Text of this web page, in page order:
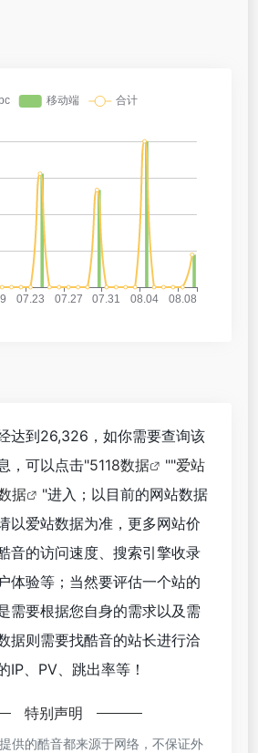
达到26,326，如你需要查询该
，可以点击"5118数据 ""爱站
据
"进入；以目前的网站数据
以爱站数据为准，更多网站价
音的访问速度、搜索引擎收录
体验等；当然要评估一个站的
需要根据您自身的需求以及需
据则需要找酷音的站长进行洽
IP、PV、跳出率等！
特别声明
供的酷音都来源于网络，不保证外